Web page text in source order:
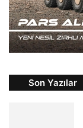
Son Yazılar